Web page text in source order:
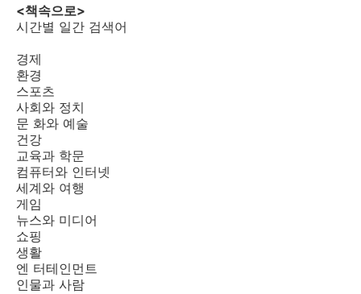
<책속으로>
시간별 일간 검색어
경제
환경
스포츠
사회와 정치
문 화와 예술
건강
교육과 학문
컴퓨터와 인터넷
세계와 여행
게임
뉴스와 미디어
쇼핑
생활
엔 터테인먼트
인물과 사람